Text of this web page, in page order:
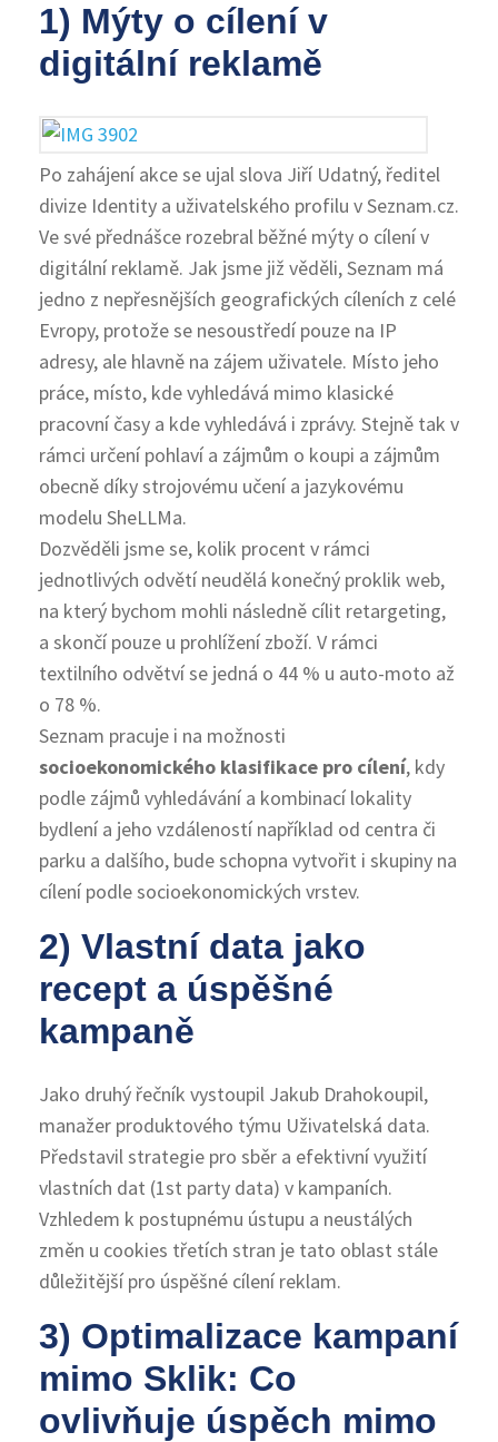
1) Mýty o cílení v
digitální reklamě
Po zahájení akce se ujal slova Jiří Udatný, ředitel
divize Identity a uživatelského profilu v Seznam.cz.
Ve své přednášce rozebral běžné mýty o cílení v
digitální reklamě. Jak jsme již věděli, Seznam má
jedno z nepřesnějších geografických cíleních z celé
Evropy, protože se nesoustředí pouze na IP
adresy, ale hlavně na zájem uživatele. Místo jeho
práce, místo, kde vyhledává mimo klasické
pracovní časy a kde vyhledává i zprávy. Stejně tak v
rámci určení pohlaví a zájmům o koupi a zájmům
obecně díky strojovému učení a jazykovému
modelu SheLLMa.
Dozvěděli jsme se, kolik procent v rámci
jednotlivých odvětí neudělá konečný proklik web,
na který bychom mohli následně cílit retargeting,
a skončí pouze u prohlížení zboží. V rámci
textilního odvětví se jedná o 44 % u auto-moto až
o 78 %.
Seznam pracuje i na možnosti
socioekonomického klasifikace pro cílení, kdy
podle zájmů vyhledávání a kombinací lokality
bydlení a jeho vzdáleností například od centra či
parku a dalšího, bude schopna vytvořit i skupiny na
cílení podle socioekonomických vrstev.
2) Vlastní data jako
recept a úspěšné
kampaně
Jako druhý řečník vystoupil Jakub Drahokoupil,
manažer produktového týmu Uživatelská data.
Představil strategie pro sběr a efektivní využití
vlastních dat (1st party data) v kampaních.
Vzhledem k postupnému ústupu a neustálých
změn u cookies třetích stran je tato oblast stále
důležitější pro úspěšné cílení reklam.
3) Optimalizace kampaní
mimo Sklik: Co
ovlivňuje úspěch mimo